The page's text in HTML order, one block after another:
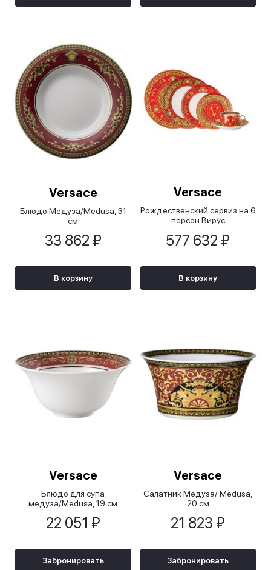
Versace
Блюдо Медуза/Medusa, 31
см
33 862 ₽
В корзину
Versace
Рождественский сервиз на 6
персон Вирус
577 632 ₽
В корзину
Versace
Блюдо для супа
медуза/Medusa, 19 см
22 051 ₽
Забронировать
Versace
Салатник Медуза/ Medusa,
20 см
21 823 ₽
Забронировать